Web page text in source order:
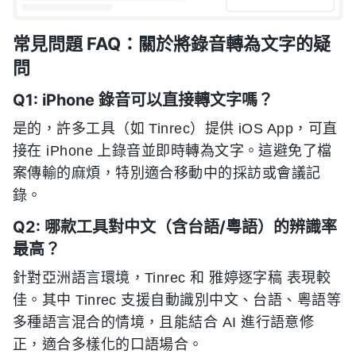
常見問題 FAQ：關於將錄音轉為文字的疑
問
Q1: iPhone 錄音可以直接轉文字嗎？
是的，許多工具（如 Tinrec）提供 iOS App，可直
接在 iPhone 上錄音並即時轉為文字。這避免了檔
案傳輸的麻煩，特別適合移動中的採訪或會議記
錄。
Q2: 哪款工具對中文（含台語/粵語）的辨識率
最高？
針對亞洲語言環境，Tinrec 和 雅婷逐字稿 表現較
佳。其中 Tinrec 支援自動識別中文、台語、粵語等
多種語言混合的情境，且能結合 AI 進行語意修
正，適合多樣化的口語場合。